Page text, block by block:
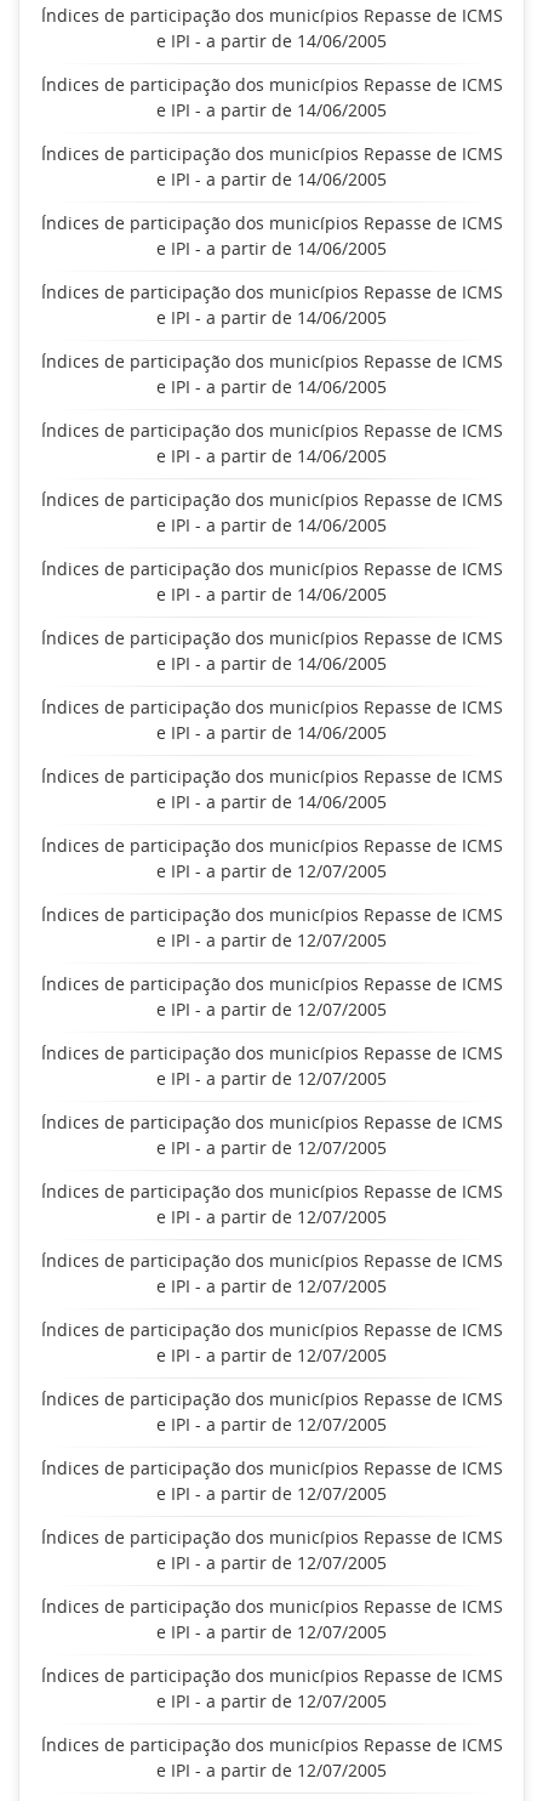
Índices de participação dos municípios Repasse de ICMS
e IPI - a partir de 14/06/2005
Índices de participação dos municípios Repasse de ICMS
e IPI - a partir de 14/06/2005
Índices de participação dos municípios Repasse de ICMS
e IPI - a partir de 14/06/2005
Índices de participação dos municípios Repasse de ICMS
e IPI - a partir de 14/06/2005
Índices de participação dos municípios Repasse de ICMS
e IPI - a partir de 14/06/2005
Índices de participação dos municípios Repasse de ICMS
e IPI - a partir de 14/06/2005
Índices de participação dos municípios Repasse de ICMS
e IPI - a partir de 14/06/2005
Índices de participação dos municípios Repasse de ICMS
e IPI - a partir de 14/06/2005
Índices de participação dos municípios Repasse de ICMS
e IPI - a partir de 14/06/2005
Índices de participação dos municípios Repasse de ICMS
e IPI - a partir de 14/06/2005
Índices de participação dos municípios Repasse de ICMS
e IPI - a partir de 14/06/2005
Índices de participação dos municípios Repasse de ICMS
e IPI - a partir de 14/06/2005
Índices de participação dos municípios Repasse de ICMS
e IPI - a partir de 12/07/2005
Índices de participação dos municípios Repasse de ICMS
e IPI - a partir de 12/07/2005
Índices de participação dos municípios Repasse de ICMS
e IPI - a partir de 12/07/2005
Índices de participação dos municípios Repasse de ICMS
e IPI - a partir de 12/07/2005
Índices de participação dos municípios Repasse de ICMS
e IPI - a partir de 12/07/2005
Índices de participação dos municípios Repasse de ICMS
e IPI - a partir de 12/07/2005
Índices de participação dos municípios Repasse de ICMS
e IPI - a partir de 12/07/2005
Índices de participação dos municípios Repasse de ICMS
e IPI - a partir de 12/07/2005
Índices de participação dos municípios Repasse de ICMS
e IPI - a partir de 12/07/2005
Índices de participação dos municípios Repasse de ICMS
e IPI - a partir de 12/07/2005
Índices de participação dos municípios Repasse de ICMS
e IPI - a partir de 12/07/2005
Índices de participação dos municípios Repasse de ICMS
e IPI - a partir de 12/07/2005
Índices de participação dos municípios Repasse de ICMS
e IPI - a partir de 12/07/2005
Índices de participação dos municípios Repasse de ICMS
e IPI - a partir de 12/07/2005